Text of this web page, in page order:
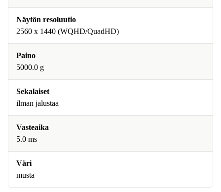
Näytön resoluutio
2560 x 1440 (WQHD/QuadHD)
Paino
5000.0 g
Sekalaiset
ilman jalustaa
Vasteaika
5.0 ms
Väri
musta